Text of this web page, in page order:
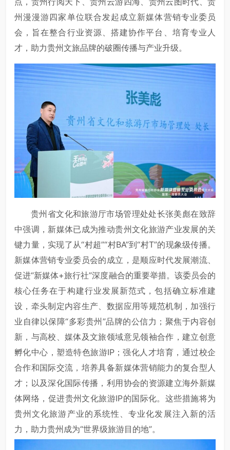
州漫漫游四家单位联合发起成立新媒体营销专业委员
会，旨在整合行业资源、搭建协作平台、培育专业人
才，助力贵州文旅品牌的破圈传播与产业升级。
贵州省文化和旅游厅市场管理处处长张美彪在致辞
中强调，新媒体已成为推动贵州文化旅游产业发展的关
键力量，实现了从“村超”“村BA”到“村T”的现象级传播。
新媒体营销专业委员会的成立，是顺应时代发展潮流、
促进“新媒体+旅行社”深度融合的重要举措。该委员会的
核心任务在于构建行业发展新范式，包括确立标准建
设，牵头制定内容生产、数据应用等规范机制，加强行
业自律以保障“多彩贵州”品牌的公信力；聚焦于内容创
新，与高校、媒体及文旅领域意见领袖合作，建立创意
孵化中心，塑造特色旅游IP；强化人才培育，通过校企
合作和国际交流，培养具备新媒体营销能力的复合型人
才；以及深化国际传播，利用协会的资源建立海外新媒
体网络，促进贵州文化旅游IP的国际化。这些措施将为
贵州文化旅游产业的系统性、专业化发展注入新的活
力，助力贵州成为“世界级旅游目的地”。